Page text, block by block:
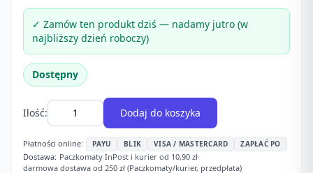
✓ Zamów ten produkt dziś — nadamy jutro (w
najbliższy dzień roboczy)
Dostępny
Ilość: Dodaj do koszyka
Płatności online: PAYU BLIK VISA / MASTERCARD ZAPŁAĆ PO
Dostawa: Paczkomaty InPost i kurier od 10,90 zł·
darmowa dostawa od 250 zł (Paczkomaty/kurier, przedpłata)